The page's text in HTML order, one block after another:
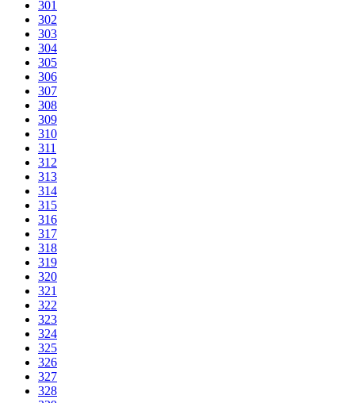
301
302
303
304
305
306
307
308
309
310
311
312
313
314
315
316
317
318
319
320
321
322
323
324
325
326
327
328